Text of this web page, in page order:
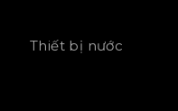
Thiết bị nước